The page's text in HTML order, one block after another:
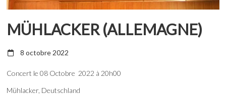
MÜHLACKER (ALLEMAGNE)
8 octobre 2022
Concert le 08 Octobre 2022 à 20h00
Mühlacker, Deutschland